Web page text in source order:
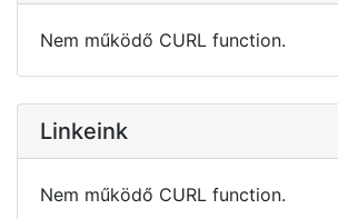
Nem működő CURL function.
Linkeink
Nem működő CURL function.